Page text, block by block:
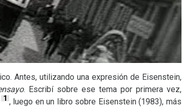
Antes, utilizando una expresión de Eisenstein,
. Escribí sobre ese tema por primera vez,
1 , luego en un libro sobre Eisenstein (1983), más